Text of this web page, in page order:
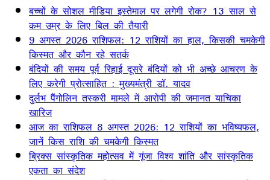
बच्चों के सोशल मीडिया इस्तेमाल पर लगेगी रोक? 13 साल से
कम उम्र के लिए बिल की तैयारी
9 अगस्त 2026 राशिफल: 12 राशियों का हाल, किसकी चमकेगी
किस्मत और कौन रहे सतर्क
बंदियों की समय पूर्व रिहाई दूसरे बंदियों को भी अच्छे आचरण के
लिए करेगी प्रोत्साहित : मुख्यमंत्री डॉ. यादव
दुर्लभ पैंगोलिन तस्करी मामले में आरोपी की जमानत याचिका
खारिज
आज का राशिफल 8 अगस्त 2026: 12 राशियों का भविष्यफल,
जानें किस राशि की चमकेगी किस्मत
ब्रिक्स सांस्कृतिक महोत्सव में गूंजा विश्व शांति और सांस्कृतिक
एकता का संदेश